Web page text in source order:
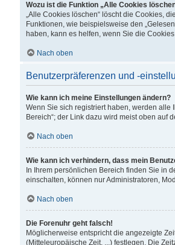
Wozu ist die Funktion „Alle Cookies
„Alle Cookies löschen“ löscht die Cookies,
Funktionen, wie beispielsweise den
haben, kann es helfen, wenn Sie die
Nach oben
Benutzerpräferenzen und -
Wie kann ich meine Einstellungen ändern?
Wenn Sie sich registriert haben, werden
Bereich“; der Link dazu wird meist oben auf
Nach oben
Wie kann ich verhindern, dass mein
In Ihrem persönlichen Bereich finden Sie in
einschalten, können nur Administratoren,
Nach oben
Die Forenuhr geht falsch!
Möglicherweise entspricht die angezeigte
(Mitteleuropäische Zeit, ...) festlegen. Die